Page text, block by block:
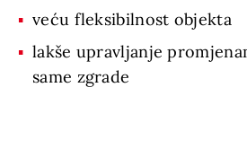
veću fleksibilnost objekta
lakše upravljanje
same zgrade